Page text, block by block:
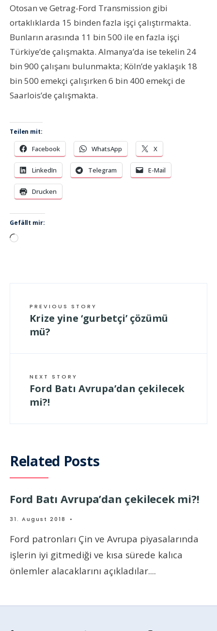
Otosan ve Getrag-Ford Transmission gibi
ortaklıklarda 15 binden fazla işçi çalıştırmakta.
Bunların arasında 11 bin 500 ile en fazla işçi
Türkiye’de çalışmakta. Almanya’da ise tekelin 24
bin 900 çalışanı bulunmakta; Köln’de yaklaşık 18
bin 500 emekçi çalışırken 6 bin 400 emekçi de
Saarlois’de çalışmakta.
Teilen mit:
Facebook WhatsApp X
LinkedIn Telegram E-Mail
Drucken
Gefällt mir:
Wird
PREVIOUS STORY
Krize yine ‘gurbetçi’ çözümü
mü?
NEXT STORY
Ford Batı Avrupa’dan çekilecek
mi?!
Related Posts
Ford Batı Avrupa’dan çekilecek mi?!
31. August 2018 •
Ford patronları Çin ve Avrupa piyasalarında
işlerin iyi gitmediği ve kısa sürede kalıca
önlemler alacaklarını açıkladılar....